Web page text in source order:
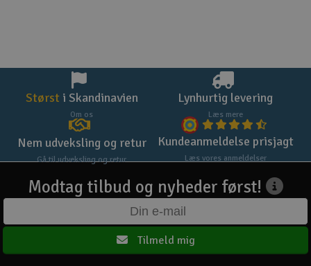
Størst i Skandinavien
Om os
Lynhurtig levering
Læs mere
Nem udveksling og retur
Gå til udveksling og retur
Kundeanmeldelse prisjagt
Læs vores anmeldelser
Modtag tilbud og nyheder først!
Tilmeld mig